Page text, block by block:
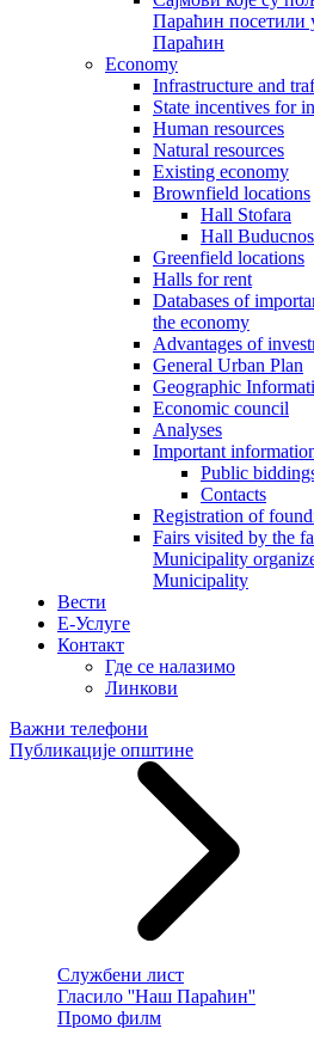
Параћин посетили
Параћин
Economy
Infrastructure and
State incentives for
Human resources
Natural resources
Existing economy
Brownfield locations
Hall Stofara
Hall
Greenfield locations
Halls for rent
Databases of
the economy
Advantages of
General Urban Plan
Geographic
Еconomic council
Analyses
Important
Public
Contacts
Registration of
Fairs visited by the
Municipality
Municipality
Вести
E-Услуге
Контакт
Где се налазимо
Линкови
Важни телефони
Публикације општине
Службени лист
Гласило ''Наш Параћин''
Промо филм